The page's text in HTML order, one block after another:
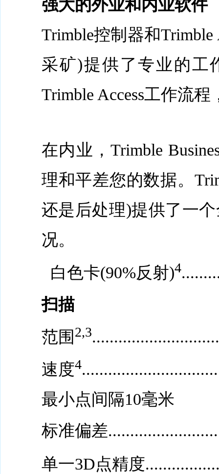
强大的外业和内业软件
Trimble控制器和
采矿)提供了专业的工
Trimble Access工作流
在内业，Trimble
理和平差您的数据。
还是后处理)提供了一
况。
白色卡(90%反射)4
扫描
范围 2,3
速度4
最小点间隔10毫米
标准偏差
单一3D点精度